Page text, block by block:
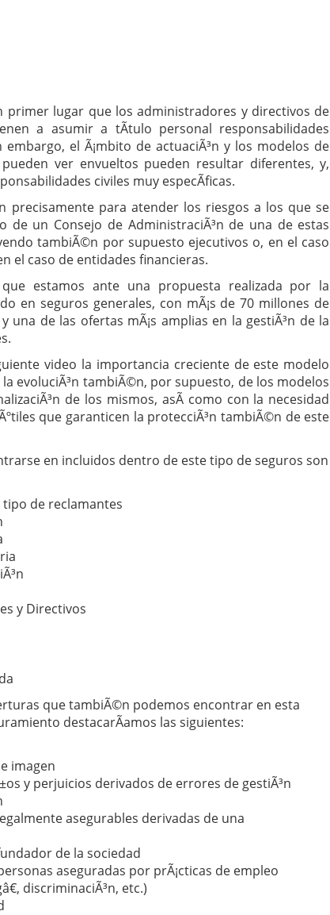
primer lugar que los administradores y directivos de
a asumir a tÃ­tulo personal responsabilidades
embargo, el Ã¡mbito de actuaciÃ³n y los modelos de
ver envueltos pueden resultar diferentes, y,
civiles muy especÃ­ficas.
precisamente para atender los riesgos a los que se
de un Consejo de AdministraciÃ³n de una de estas
tambiÃ©n por supuesto ejecutivos o, en el caso
el caso de entidades financieras.
estamos ante una propuesta realizada por la
en seguros generales, con mÃ¡s de 70 millones de
una de las ofertas mÃ¡s amplias en la gestiÃ³n de la
video la importancia creciente de este modelo
evoluciÃ³n tambiÃ©n, por supuesto, de los modelos
de los mismos, asÃ­ como con la necesidad
que garanticen la protecciÃ³n tambiÃ©n de este
en incluidos dentro de este tipo de seguros son
de reclamantes
y Directivos
que tambiÃ©n podemos encontrar en esta
destacarÃ­amos las siguientes:
imagen
y perjuicios derivados de errores de gestiÃ³n
asegurables derivadas de una
de la sociedad
aseguradas por prÃ¡cticas de empleo
discriminaciÃ³n, etc.)